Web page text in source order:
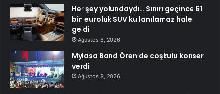
Her şey yolundaydı… Sınırı geçince 61
bin euroluk SUV kullanılamaz hale
geldi
Ağustos 8, 2026
Mylasa Band Ören’de coşkulu konser
verdi
Ağustos 8, 2026